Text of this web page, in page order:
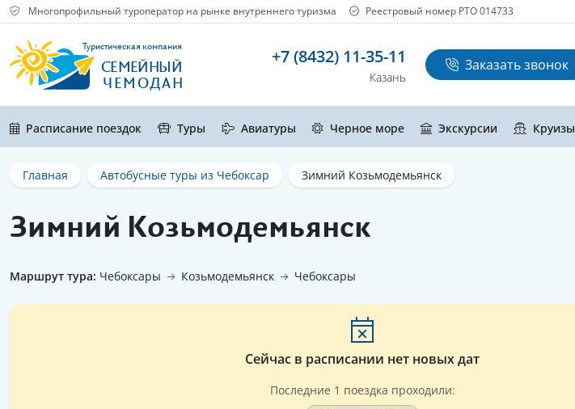
Многопрофильный туроператор на рынке внутреннего туризма Реестровый номер РТО 014733
Туристическая компания
СЕМЕЙНЫЙ
ЧЕМОДАН
+7 (8432) 11-35-11
Казань
Заказать звонок
Расписание поездок Туры Авиатуры Черное море Экскурсии Круизы
Главная Автобусные туры из Чебоксар Зимний Козьмодемьянск
Зимний Козьмодемьянск
Маршрут тура: Чебоксары Козьмодемьянск Чебоксары
Сейчас в расписании нет новых дат
Последние 1 поездка проходили: